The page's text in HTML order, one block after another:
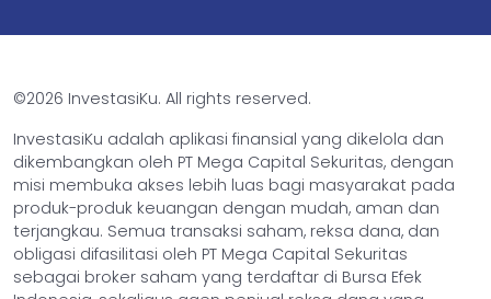
©2026 InvestasiKu. All rights reserved.
InvestasiKu adalah aplikasi finansial yang dikelola dan
dikembangkan oleh PT Mega Capital Sekuritas, dengan
misi membuka akses lebih luas bagi masyarakat pada
produk-produk keuangan dengan mudah, aman dan
terjangkau. Semua transaksi saham, reksa dana, dan
obligasi difasilitasi oleh PT Mega Capital Sekuritas
sebagai broker saham yang terdaftar di Bursa Efek